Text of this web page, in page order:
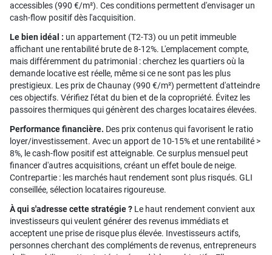
accessibles (990 €/m²). Ces conditions permettent d'envisager un
cash-flow positif dès l'acquisition.
Le bien idéal : un appartement (T2-T3) ou un petit immeuble
affichant une rentabilité brute de 8-12%. L'emplacement compte,
mais différemment du patrimonial : cherchez les quartiers où la
demande locative est réelle, même si ce ne sont pas les plus
prestigieux. Les prix de Chaunay (990 €/m²) permettent d'atteindre
ces objectifs. Vérifiez l'état du bien et de la copropriété. Évitez les
passoires thermiques qui génèrent des charges locataires élevées.
Performance financière. Des prix contenus qui favorisent le ratio
loyer/investissement. Avec un apport de 10-15% et une rentabilité >
8%, le cash-flow positif est atteignable. Ce surplus mensuel peut
financer d'autres acquisitions, créant un effet boule de neige.
Contrepartie : les marchés haut rendement sont plus risqués. GLI
conseillée, sélection locataires rigoureuse.
À qui s'adresse cette stratégie ? Le haut rendement convient aux
investisseurs qui veulent générer des revenus immédiats et
acceptent une prise de risque plus élevée. Investisseurs actifs,
personnes cherchant des compléments de revenus, entrepreneurs